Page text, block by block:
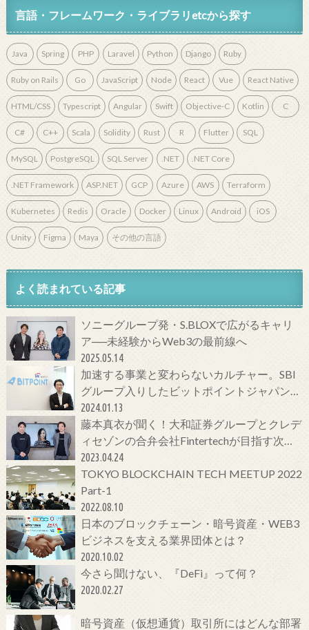
言語・フレームワーク・ライブラリetcから探す
Java Spring PHP Laravel Python Django Ruby
Ruby on Rails Go JavaScript Node React Vue React Native
HTML/CSS Typescript Angular Swift Objective-C Kotlin C
C# C++ Scala Solidity Rust R Flutter SQL
MySQL PostgreSQL SQL Server .NET .NET Core
.NET Framework ASP.NET GCP Azure AWS Terraform
Kubernetes Redis Oracle Docker Linux Android iOS
Unity Figma Maya その他の言語
よく読まれている記事
ソニーグループ発・S.BLOXで広がるキャリ
ア──未経験からWeb3の最前線へ
2025.05.14
加速する事業と変わらないカルチャー。SBI
グループ入りしたビットポイントジャパンの
今をCTOに聞いてみた！
2024.01.13
藤本真衣が聞く！大和証券グループとクレデ
ィセゾンの合弁会社Fintertechが目指す次世
代金融サービスとは
2023.04.24
TOKYO BLOCKCHAIN TECH MEETUP 2022
Part-1
2022.08.10
日本のブロックチェーン・暗号資産・WEB3
ビジネスを支える業界団体とは？
2020.10.02
今さら聞けない、『DeFi』って何？
2020.02.27
暗号資産（仮想通貨）取引所にはどんな部署